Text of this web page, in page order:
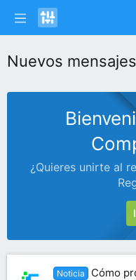
Nuevos mensajes
¿Quieres unirte al
Noticia
Cómo